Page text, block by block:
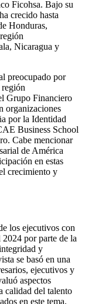
Ficohsa. Bajo su
crecido hasta
Honduras,
Nicaragua y
preocupado por
Grupo Financiero
organizaciones
por la Identidad
Business School
Cabe mencionar
de América
en estas
crecimiento y
los ejecutivos con
por parte de la
y
se basó en una
ejecutivos y
aspectos
calidad del talento
en este tema.